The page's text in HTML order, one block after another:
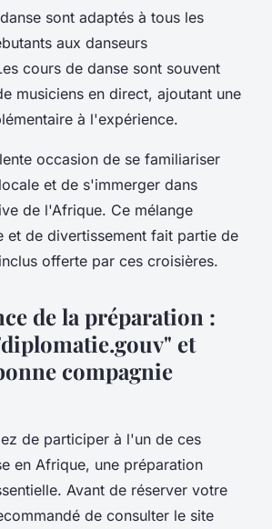
sont adaptés à tous les
aux danseurs
cours de danse sont souvent
musiciens en direct, ajoutant une
à l'expérience.
occasion de se familiariser
et de s'immerger dans
de l'Afrique. Ce mélange
et de divertissement fait partie de
offerte par ces croisières.
de la préparation :
et
compagnie
de participer à l'un de ces
en Afrique, une préparation
Avant de réserver votre
de consulter le site